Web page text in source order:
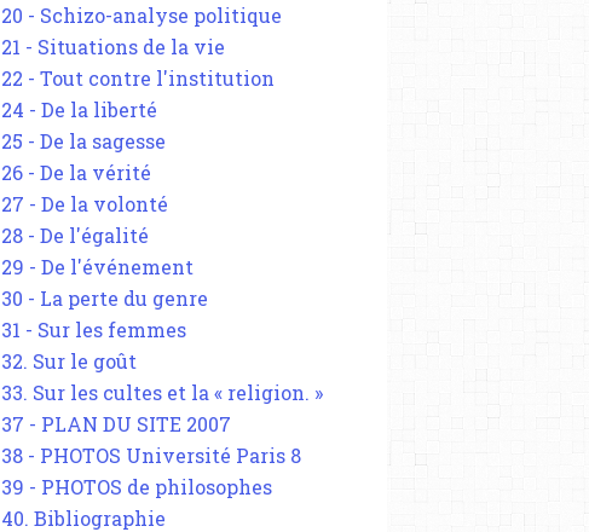
20 - Schizo-analyse politique
21 - Situations de la vie
22 - Tout contre l'institution
24 - De la liberté
25 - De la sagesse
26 - De la vérité
27 - De la volonté
28 - De l'égalité
29 - De l'événement
30 - La perte du genre
31 - Sur les femmes
32. Sur le goût
33. Sur les cultes et la « religion. »
37 - PLAN DU SITE 2007
38 - PHOTOS Université Paris 8
39 - PHOTOS de philosophes
40. Bibliographie